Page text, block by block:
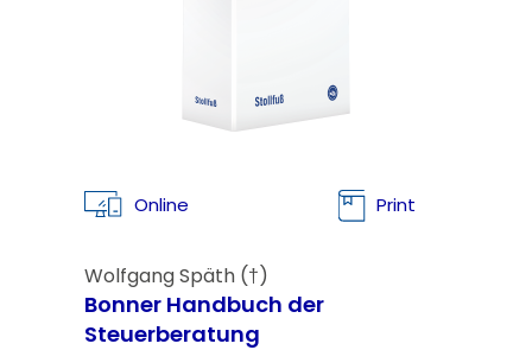
Online Print
Wolfgang Späth (†)
Bonner Handbuch der
Steuerberatung